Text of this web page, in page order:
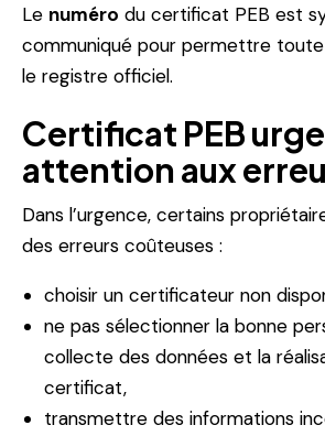
Le numéro du certificat PEB est
communiqué pour permettre
le registre officiel.
Certificat PEB
attention aux
Dans l’urgence, certains
des erreurs coûteuses :
choisir un certificateur non
ne pas sélectionner la bonne
collecte des données et la
certificat,
transmettre des informations